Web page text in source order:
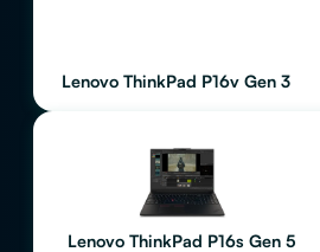
Lenovo ThinkPad P16v Gen 3
Lenovo ThinkPad P16s Gen 5